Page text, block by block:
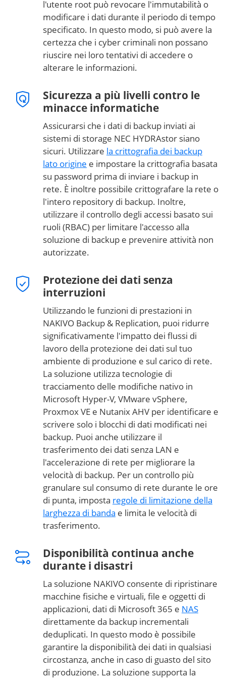
l'utente root può revocare l'immutabilità o
modificare i dati durante il periodo di tempo
specificato. In questo modo, si può avere la
certezza che i cyber criminali non possano
riuscire nei loro tentativi di accedere o
alterare le informazioni.
Sicurezza a più livelli contro le
minacce informatiche
Assicurarsi che i dati di backup inviati ai
sistemi di storage NEC HYDRAstor siano
sicuri. Utilizzare la crittografia dei backup
lato origine e impostare la crittografia basata
su password prima di inviare i backup in
rete. È inoltre possibile crittografare la rete o
l'intero repository di backup. Inoltre,
utilizzare il controllo degli accessi basato sui
ruoli (RBAC) per limitare l'accesso alla
soluzione di backup e prevenire attività non
autorizzate.
Protezione dei dati senza
interruzioni
Utilizzando le funzioni di prestazioni in
NAKIVO Backup & Replication, puoi ridurre
significativamente l'impatto dei flussi di
lavoro della protezione dei dati sul tuo
ambiente di produzione e sul carico di rete.
La soluzione utilizza tecnologie di
tracciamento delle modifiche nativo in
Microsoft Hyper-V, VMware vSphere,
Proxmox VE e Nutanix AHV per identificare e
scrivere solo i blocchi di dati modificati nei
backup. Puoi anche utilizzare il
trasferimento dei dati senza LAN e
l'accelerazione di rete per migliorare la
velocità di backup. Per un controllo più
granulare sul consumo di rete durante le ore
di punta, imposta regole di limitazione della
larghezza di banda e limita le velocità di
trasferimento.
Disponibilità continua anche
durante i disastri
La soluzione NAKIVO consente di ripristinare
macchine fisiche e virtuali, file e oggetti di
applicazioni, dati di Microsoft 365 e NAS
direttamente da backup incrementali
deduplicati. In questo modo è possibile
garantire la disponibilità dei dati in qualsiasi
circostanza, anche in caso di guasto del sito
di produzione. La soluzione supporta la